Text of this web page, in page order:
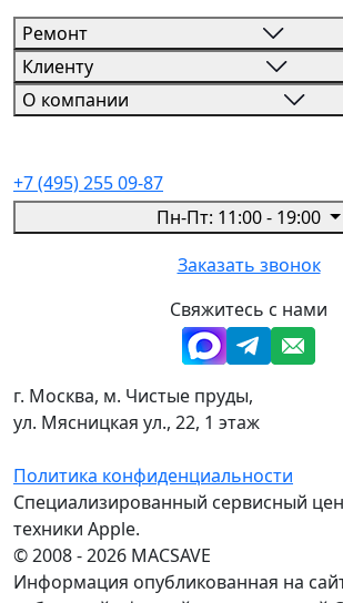
Ремонт
Клиенту
О компании
+7 (495) 255 09-87
Пн-Пт: 11:00 - 19:00
Заказать звонок
Свяжитесь с нами
г. Москва, м. Чистые пруды,
ул. Мясницкая ул., 22, 1 этаж
Политика конфиденциальности
Специализированный сервисный
техники Apple.
© 2008 - 2026 MACSAVE
Информация опубликованная на